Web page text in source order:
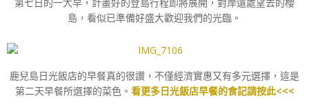
島，看似已準備好盛大歡迎我們的光臨。
鹿兒島日光飯店的早餐真的很讚，不僅經濟實惠又有多元選擇，這是
第二天早餐所選擇的菜色。 看更多日光飯店早餐的食記請按此<<<